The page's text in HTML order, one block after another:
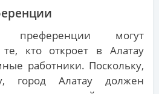
преференции могут
те, кто откроет в Алатау
работники. Поскольку,
город Алатау должен